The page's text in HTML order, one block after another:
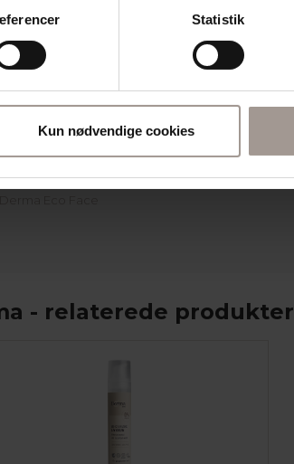
Statistik
Kun nødvendige cookies
udglatter fine
anti-age
giver
og
– så du kan
- relaterede produkter